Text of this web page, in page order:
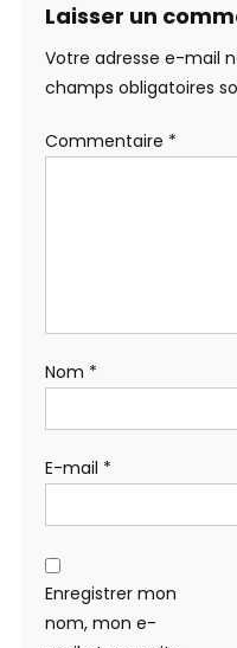
Laisser un
Votre adresse e-mail
champs obligatoires
Commentaire *
Nom *
E-mail *
Enregistrer mon
nom, mon e-